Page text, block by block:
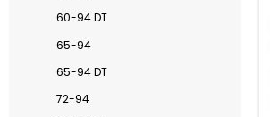
60-94 DT
65-94
65-94 DT
72-94